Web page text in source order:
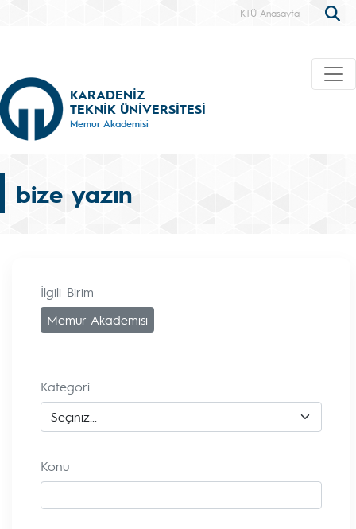
KTÜ Anasayfa
KARADENİZ
TEKNİK ÜNİVERSİTESİ
Memur Akademisi
bize yazın
İlgili Birim
Memur Akademisi
Kategori
Konu